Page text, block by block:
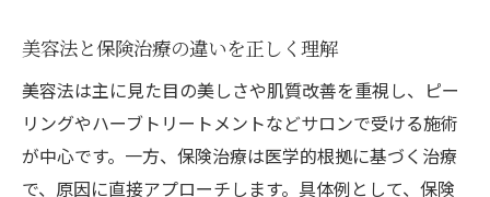
美容法と保険治療の違いを正しく理解
美容法は主に見た目の美しさや肌質改善を重視し、ピー
リングやハーブトリートメントなどサロンで受ける施術
が中心です。一方、保険治療は医学的根拠に基づく治療
で、原因に直接アプローチします。具体例として、保険